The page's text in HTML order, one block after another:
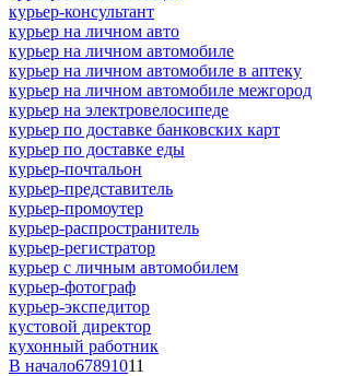
курьер-консультант
курьер на личном авто
курьер на личном автомобиле
курьер на личном автомобиле в аптеку
курьер на личном автомобиле межгород
курьер на электровелосипеде
курьер по доставке банковских карт
курьер по доставке еды
курьер-почтальон
курьер-представитель
курьер-промоутер
курьер-распространитель
курьер-регистратор
курьер с личным автомобилем
курьер-фотограф
курьер-экспедитор
кустовой директор
кухонный работник
В начало67891011